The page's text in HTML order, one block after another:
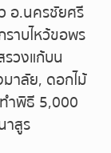
อ.นครชัยศรี
าบไหว้ขอพร
วงแก้บน
าลัย, ดอกไม้
ำพิธี 5,000
าสูร